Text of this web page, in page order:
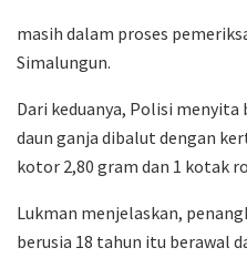
masih dalam proses
Simalungun.
Dari keduanya, Polisi
daun ganja dibalut dengan
kotor 2,80 gram dan 1 kotak
Lukman menjelaskan,
berusia 18 tahun itu berawal